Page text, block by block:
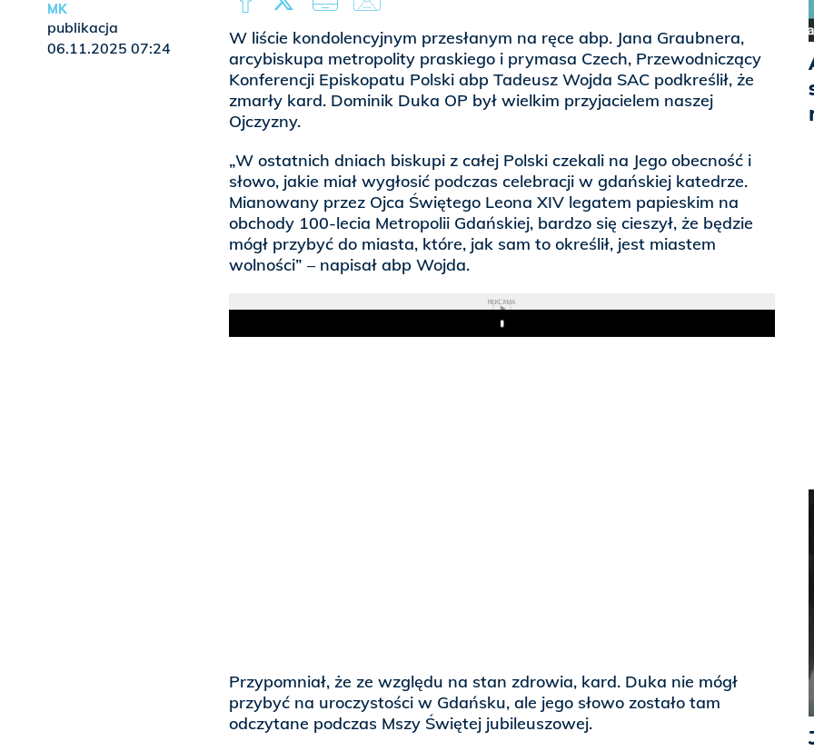
W liście kondolencyjnym przesłanym na ręce abp. Jana Graubnera,
arcybiskupa metropolity praskiego i prymasa Czech, Przewodniczący
Konferencji Episkopatu Polski abp Tadeusz Wojda SAC podkreślił, że
zmarły kard. Dominik Duka OP był wielkim przyjacielem naszej
Ojczyzny.
„W ostatnich dniach biskupi z całej Polski czekali na Jego obecność i
słowo, jakie miał wygłosić podczas celebracji w gdańskiej katedrze.
Mianowany przez Ojca Świętego Leona XIV legatem papieskim na
obchody 100-lecia Metropolii Gdańskiej, bardzo się cieszył, że będzie
mógł przybyć do miasta, które, jak sam to określił, jest miastem
wolności” – napisał abp Wojda.
REKLAMA
Play
Przypomniał, że ze względu na stan zdrowia, kard. Duka nie mógł
przybyć na uroczystości w Gdańsku, ale jego słowo zostało tam
odczytane podczas Mszy Świętej jubileuszowej.
MK
publikacja
06.11.2025 07:24